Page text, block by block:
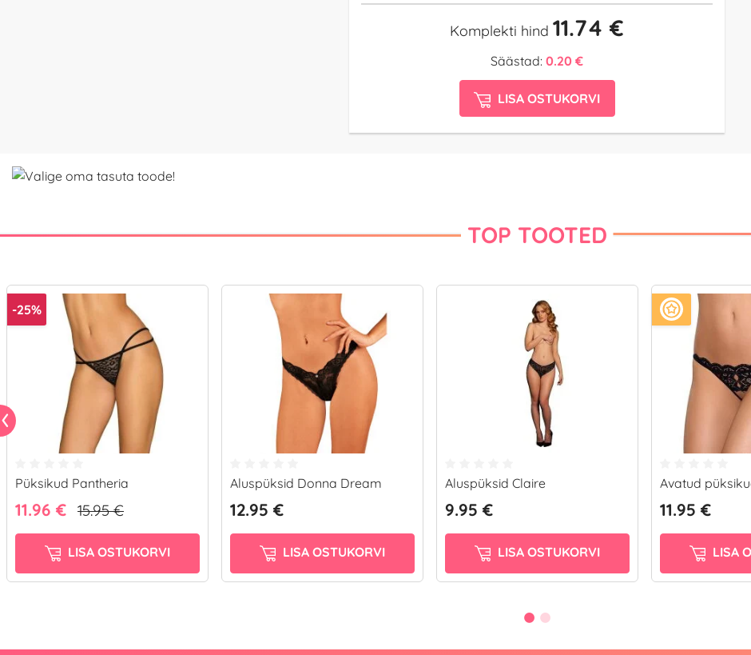
Komplekti hind 11.74 €
Säästad: 0.20 €
LISA OSTUKORVI
TOP TOOTED
-25%
Püksikud Pantheria
11.96 € 15.95 €
LISA OSTUKORVI
Aluspüksid Donna Dream
12.95 €
LISA OSTUKORVI
Aluspüksid Claire
9.95 €
LISA OSTUKORVI
Avatud
11.95 €
LISA